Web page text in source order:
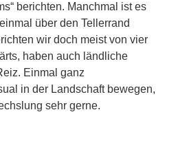
berichten. Manchmal ist es
über den Tellerrand
wir doch meist von vier
haben auch ländliche
Einmal ganz
in der Landschaft bewegen,
sehr gerne.